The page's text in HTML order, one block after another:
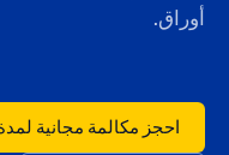
لمدة 10 دقائق ←